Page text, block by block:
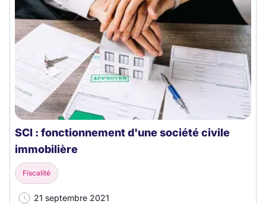
SCI : fonctionnement d'une société civile
immobilière
Fiscalité
21 septembre 2021